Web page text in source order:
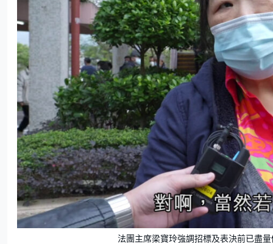
法團主席梁寶玲強調招標及表決前已盡